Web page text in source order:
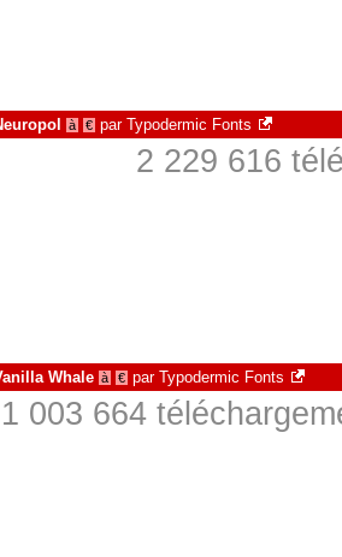
à € par Typodermic Fonts
2 229 616
Whale à € par Typodermic Fonts
1 003 664